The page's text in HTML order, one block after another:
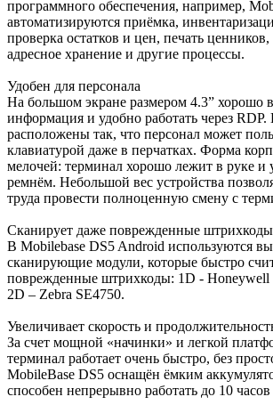
программного обеспечения, например,
автоматизируются приёмка,
проверка остатков и цен, печать ценников,
адресное хранение и другие процессы.
Удобен для персонала
На большом экране размером 4.3” хорошо
информация и удобно работать через
расположены так, что персонал может
клавиатурой даже в перчатках. Форма
мелочей: терминал хорошо лежит в руке и
ремнём. Небольшой вес устройства
труда провести полноценную смену с
Сканирует даже поврежденные штрихкоды
В Mobilebase DS5 Android используются
сканирующие модули, которые быстро
поврежденные штрихкоды: 1D - Honeywell
2D – Zebra SE4750.
Увеличивает скорость и
За счет мощной «начинки» и легкой
терминал работает очень быстро, без
MobileBase DS5 оснащён ёмким
способен непрерывно работать до 10 часов